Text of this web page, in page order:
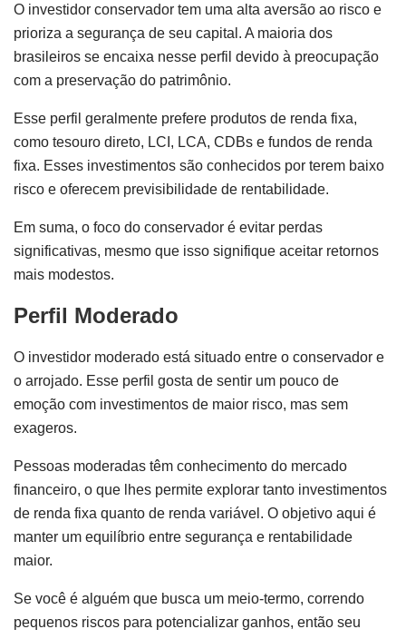
O investidor conservador tem uma alta aversão ao risco e
prioriza a segurança de seu capital. A maioria dos
brasileiros se encaixa nesse perfil devido à preocupação
com a preservação do patrimônio.
Esse perfil geralmente prefere produtos de renda fixa,
como tesouro direto, LCI, LCA, CDBs e fundos de renda
fixa. Esses investimentos são conhecidos por terem baixo
risco e oferecem previsibilidade de rentabilidade.
Em suma, o foco do conservador é evitar perdas
significativas, mesmo que isso signifique aceitar retornos
mais modestos.
Perfil Moderado
O investidor moderado está situado entre o conservador e
o arrojado. Esse perfil gosta de sentir um pouco de
emoção com investimentos de maior risco, mas sem
exageros.
Pessoas moderadas têm conhecimento do mercado
financeiro, o que lhes permite explorar tanto investimentos
de renda fixa quanto de renda variável. O objetivo aqui é
manter um equilíbrio entre segurança e rentabilidade
maior.
Se você é alguém que busca um meio-termo, correndo
pequenos riscos para potencializar ganhos, então seu